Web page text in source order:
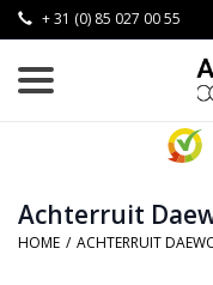
+ 31 (0) 85 027 00 55
Achterruit
HOME / ACHTERRUIT